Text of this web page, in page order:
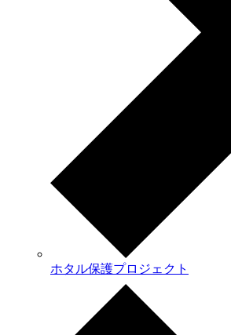
ホタル保護プロジェクト